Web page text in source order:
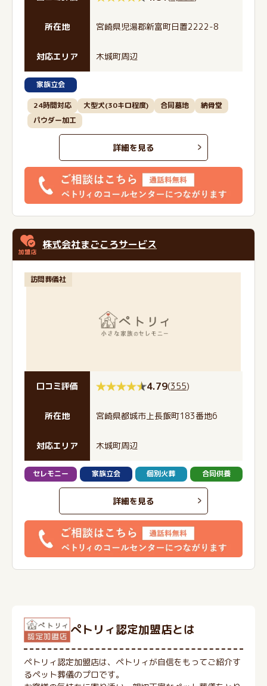
所在地 宮崎県児湯郡新富町日置2222-8
対応エリア 木城町周辺
家族立会
24時間対応 大型犬(30キロ程度) 合同墓地
納骨堂
パウダー加工
詳細を見る
株式会社まごころサービス
訪問葬儀社
口コミ評価 4.79(355)
所在地 宮崎県都城市上長飯町183番地6
対応エリア 木城町周辺
セレモニー 家族立会 個別火葬 合同供養
詳細を見る
ぺトリィ認定加盟店とは
ペトリィ認定加盟店は、ペトリィが自信をもってご紹介す
るペット葬儀のプロです。